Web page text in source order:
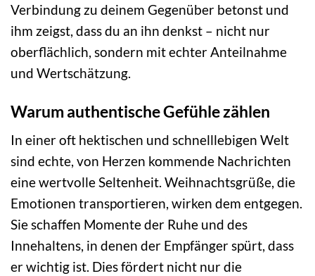
Verbindung zu deinem Gegenüber betonst und
ihm zeigst, dass du an ihn denkst – nicht nur
oberflächlich, sondern mit echter Anteilnahme
und Wertschätzung.
Warum authentische Gefühle zählen
In einer oft hektischen und schnelllebigen Welt
sind echte, von Herzen kommende Nachrichten
eine wertvolle Seltenheit. Weihnachtsgrüße, die
Emotionen transportieren, wirken dem entgegen.
Sie schaffen Momente der Ruhe und des
Innehaltens, in denen der Empfänger spürt, dass
er wichtig ist. Dies fördert nicht nur die